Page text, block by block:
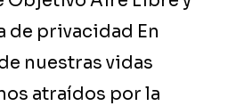
de privacidad En
nuestras vidas
atraídos por la